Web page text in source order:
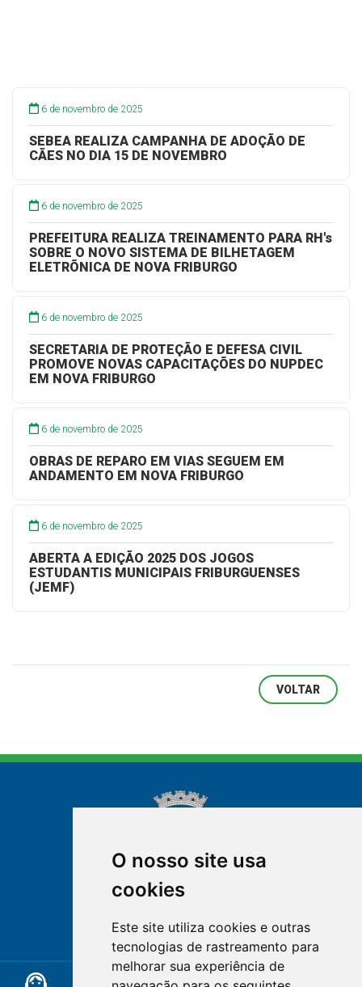
O nosso site usa
cookies
Este site utiliza cookies e outras
tecnologias de rastreamento para
melhorar sua experiência de
6 de novembro de 2025
SEBEA REALIZA CAMPANHA DE ADOÇÃO DE
CÃES NO DIA 15 DE NOVEMBRO
6 de novembro de 2025
PREFEITURA REALIZA TREINAMENTO PARA RH's
SOBRE O NOVO SISTEMA DE BILHETAGEM
ELETRÕNICA DE NOVA FRIBURGO
6 de novembro de 2025
SECRETARIA DE PROTEÇÃO E DEFESA CIVIL
PROMOVE NOVAS CAPACITAÇÕES DO NUPDEC
EM NOVA FRIBURGO
6 de novembro de 2025
OBRAS DE REPARO EM VIAS SEGUEM EM
ANDAMENTO EM NOVA FRIBURGO
6 de novembro de 2025
ABERTA A EDIÇÃO 2025 DOS JOGOS
ESTUDANTIS MUNICIPAIS FRIBURGUENSES
(JEMF)
VOLTAR
NOVA FRIBURGO
RIO DE JANEIRO